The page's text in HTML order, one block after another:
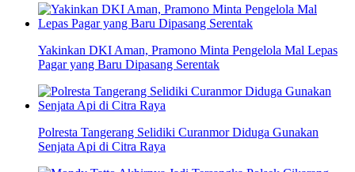
Yakinkan DKI Aman, Pramono Minta Pengelola Mal Lepas
Pagar yang Baru Dipasang Serentak
Polresta Tangerang Selidiki Curanmor Diduga Gunakan
Senjata Api di Citra Raya